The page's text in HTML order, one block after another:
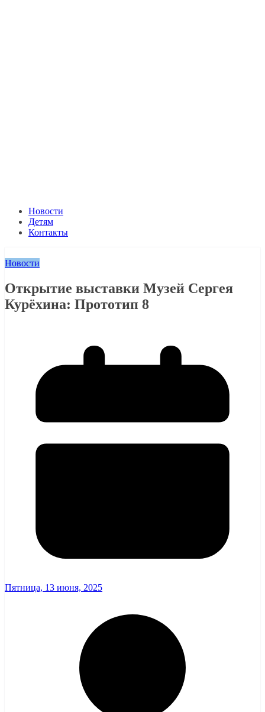
Новости
Детям
Контакты
Новости
Открытие выставки Музей Сергея
Курёхина: Прототип 8
Пятница, 13 июня, 2025